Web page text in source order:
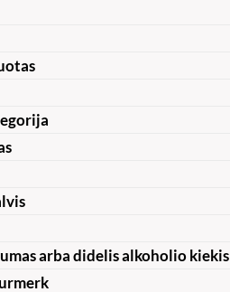
arba didelis alkoholio kiekis